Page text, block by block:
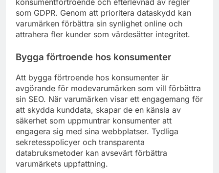
som GDPR. Genom att prioritera dataskydd kan
varumärken förbättra sin synlighet online och
attrahera fler kunder som värdesätter integritet.
Bygga förtroende hos konsumenter
Att bygga förtroende hos konsumenter är
avgörande för modevarumärken som vill förbättra
sin SEO. När varumärken visar ett engagemang för
att skydda kunddata, skapar de en känsla av
säkerhet som uppmuntrar konsumenter att
engagera sig med sina webbplatser. Tydliga
sekretesspolicyer och transparenta
databruksmetoder kan avsevärt förbättra
varumärkets uppfattning.